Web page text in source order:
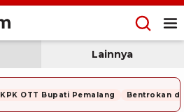
Lainnya
KPK OTT Bupati Pemalang Bentrokan di